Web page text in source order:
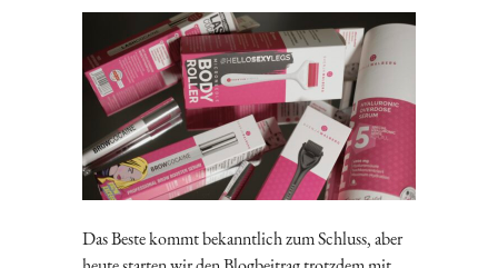
Das Beste kommt bekanntlich zum Schluss, aber